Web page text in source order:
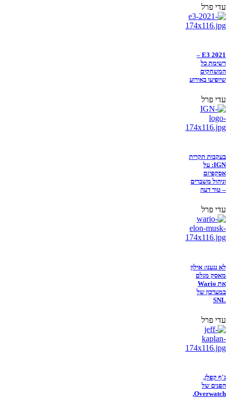
עדי פרל
E3 2021 –
רשימת כל
המשחקים
שיופיעו באירוע
עדי פרל
בעקבות תקרית
IGN: על
אסקפיזם
וניהול משברים
– טור דעה
עדי פרל
לא נגענו: אילון
מאסק מגלם
את Wario
במערכון של
SNL
עדי פרל
ג'ף קפלן,
הפנים של
Overwatch,